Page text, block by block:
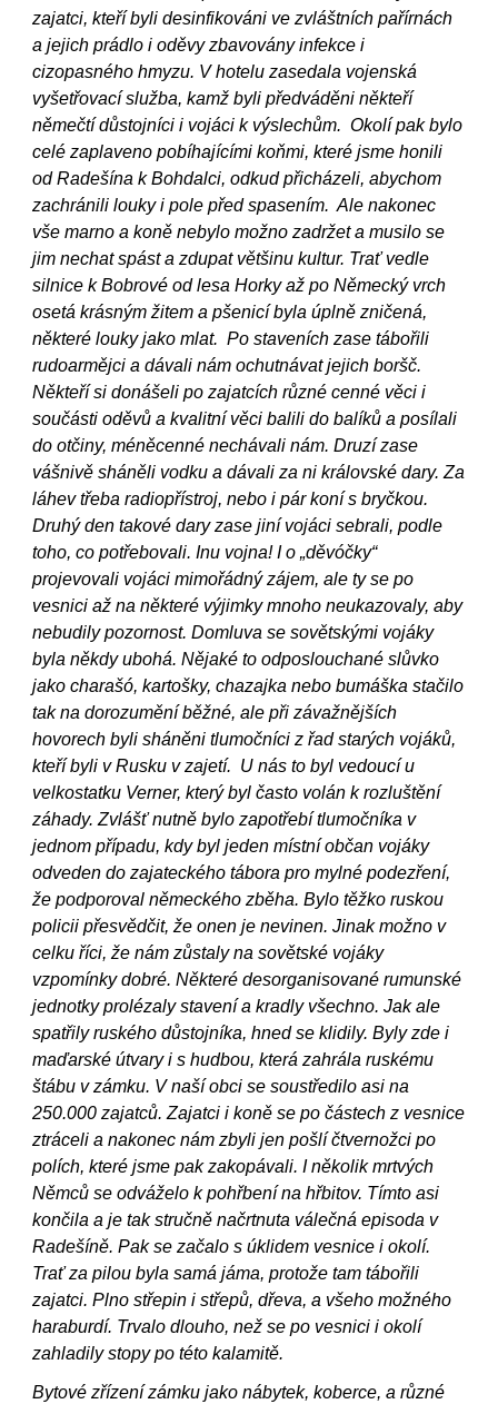
zajatci, kteří byli desinfikováni ve zvláštních pařírnách
a jejich prádlo i oděvy zbavovány infekce i
cizopasného hmyzu. V hotelu zasedala vojenská
vyšetřovací služba, kamž byli předváděni někteří
němečtí důstojníci i vojáci k výslechům. Okolí pak bylo
celé zaplaveno pobíhajícími koňmi, které jsme honili
od Radešína k Bohdalci, odkud přicházeli, abychom
zachránili louky i pole před spasením. Ale nakonec
vše marno a koně nebylo možno zadržet a musilo se
jim nechat spást a zdupat většinu kultur. Trať vedle
silnice k Bobrové od lesa Horky až po Německý vrch
osetá krásným žitem a pšenicí byla úplně zničená,
některé louky jako mlat. Po staveních zase tábořili
rudoarmějci a dávali nám ochutnávat jejich boršč.
Někteří si donášeli po zajatcích různé cenné věci i
součásti oděvů a kvalitní věci balili do balíků a posílali
do otčiny, méněcenné nechávali nám. Druzí zase
vášnivě sháněli vodku a dávali za ni královské dary. Za
láhev třeba radiopřístroj, nebo i pár koní s bryčkou.
Druhý den takové dary zase jiní vojáci sebrali, podle
toho, co potřebovali. Inu vojna! I o „děvóčky“
projevovali vojáci mimořádný zájem, ale ty se po
vesnici až na některé výjimky mnoho neukazovaly, aby
nebudily pozornost. Domluva se sovětskými vojáky
byla někdy ubohá. Nějaké to odposlouchané slůvko
jako charašó, kartošky, chazajka nebo bumáška stačilo
tak na dorozumění běžné, ale při závažnějších
hovorech byli sháněni tlumočníci z řad starých vojáků,
kteří byli v Rusku v zajetí. U nás to byl vedoucí u
velkostatku Verner, který byl často volán k rozluštění
záhady. Zvlášť nutně bylo zapotřebí tlumočníka v
jednom případu, kdy byl jeden místní občan vojáky
odveden do zajateckého tábora pro mylné podezření,
že podporoval německého zběha. Bylo těžko ruskou
policii přesvědčit, že onen je nevinen. Jinak možno v
celku říci, že nám zůstaly na sovětské vojáky
vzpomínky dobré. Některé desorganisované rumunské
jednotky prolézaly stavení a kradly všechno. Jak ale
spatřily ruského důstojníka, hned se klidily. Byly zde i
maďarské útvary i s hudbou, která zahrála ruskému
štábu v zámku. V naší obci se soustředilo asi na
250.000 zajatců. Zajatci i koně se po částech z vesnice
ztráceli a nakonec nám zbyli jen pošlí čtvernožci po
polích, které jsme pak zakopávali. I několik mrtvých
Němců se odváželo k pohřbení na hřbitov. Tímto asi
končila a je tak stručně načrtnuta válečná episoda v
Radešíně. Pak se začalo s úklidem vesnice i okolí.
Trať za pilou byla samá jáma, protože tam tábořili
zajatci. Plno střepin i střepů, dřeva, a všeho možného
haraburdí. Trvalo dlouho, než se po vesnici i okolí
zahladily stopy po této kalamitě.
Bytové zřízení zámku jako nábytek, koberce, a různé